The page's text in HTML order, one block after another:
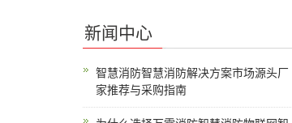
新闻中心
智慧消防智慧消防解决方案市场源头厂
家推荐与采购指南